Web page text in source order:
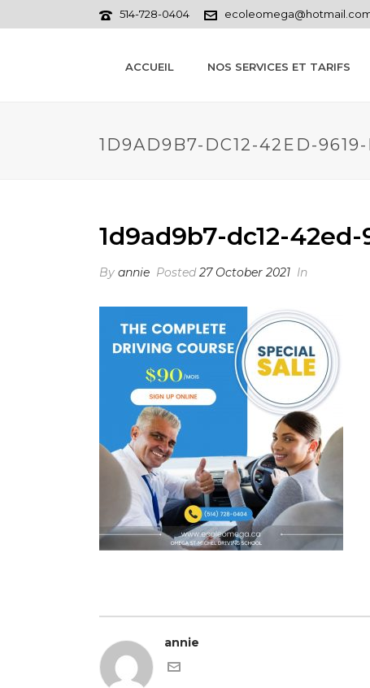
514-728-0404
ACCUEIL NOS SERVICES ET TARIFS
1D9AD9B7-DC12-42ED-
1d9ad9b7-dc12-
By annie Posted27 October 2021 In
annie